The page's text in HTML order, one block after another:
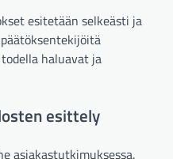
esitetään selkeästi ja
haluavat ja
esittely
asiakastutkimuksessa.